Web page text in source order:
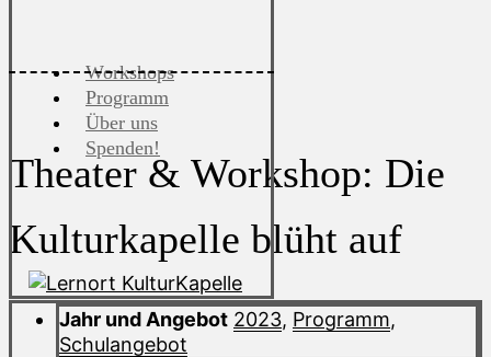
Workshops
Programm
Über uns
Spenden!
Theater & Workshop: Die
Kulturkapelle blüht auf
Jahr und Angebot 2023, Programm,
Schulangebot